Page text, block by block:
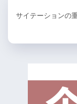
サイテーションの